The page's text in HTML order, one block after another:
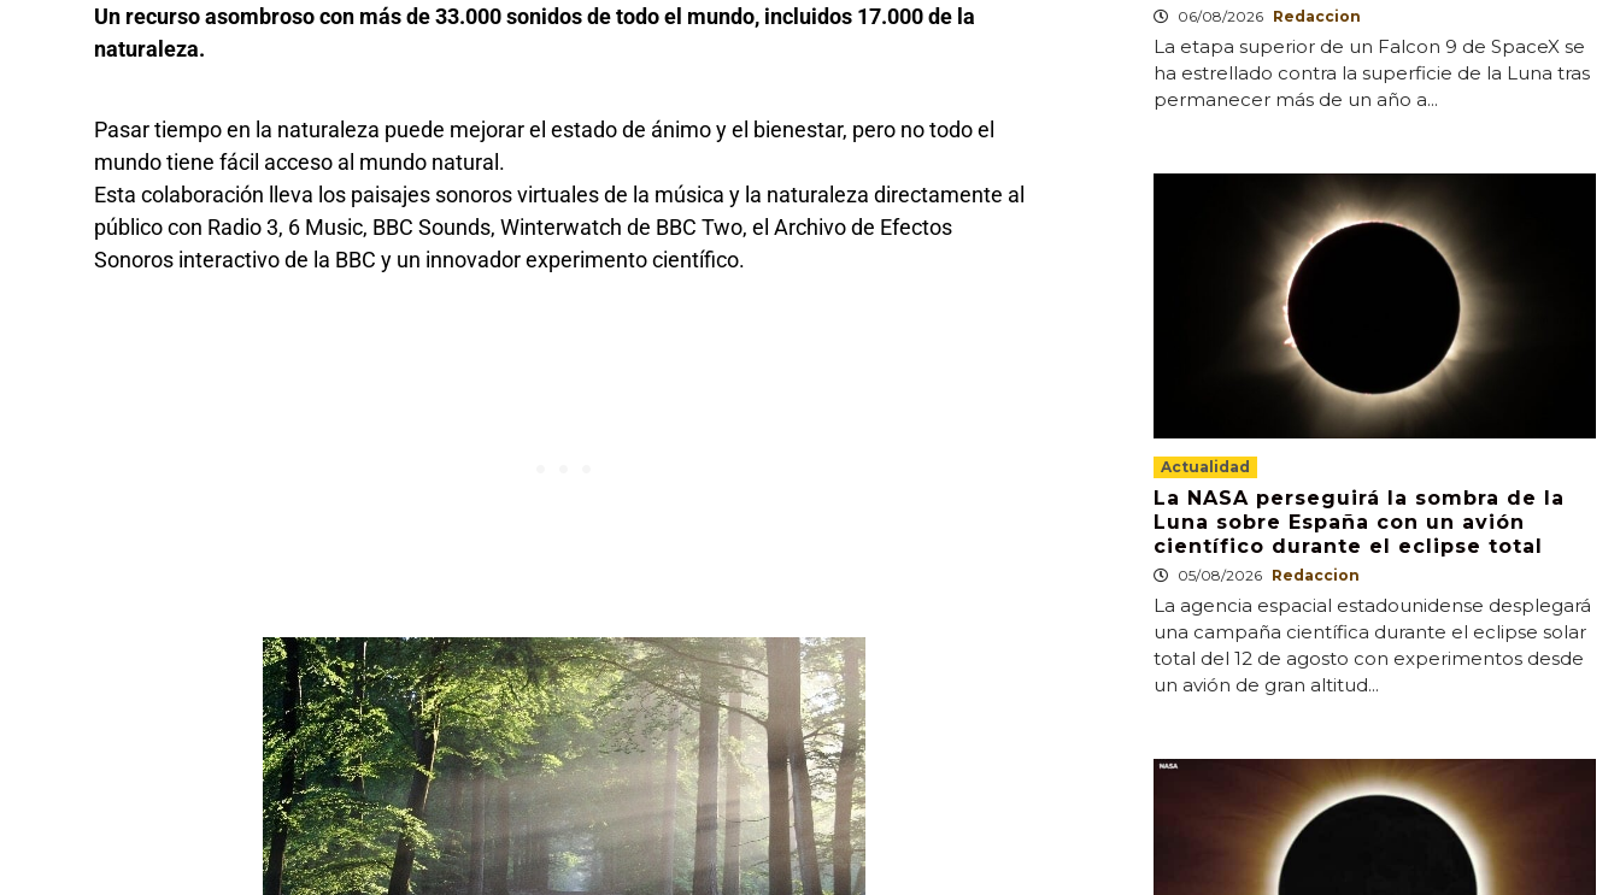
Un recurso asombroso con más de 33.000 sonidos de todo el mundo, incluidos 17.000 de la
naturaleza.
Pasar tiempo en la naturaleza puede mejorar el estado de ánimo y el bienestar, pero no todo el
mundo tiene fácil acceso al mundo natural.
Esta colaboración lleva los paisajes sonoros virtuales de la música y la naturaleza directamente al
público con Radio 3, 6 Music, BBC Sounds, Winterwatch de BBC Two, el Archivo de Efectos
Sonoros interactivo de la BBC y un innovador experimento científico.
06/08/2026 Redaccion
La etapa superior de un Falcon 9 de SpaceX se
ha estrellado contra la superficie de la Luna tras
permanecer más de un año a...
Actualidad
La NASA perseguirá la sombra de la
Luna sobre España con un avión
científico durante el eclipse total
05/08/2026 Redaccion
La agencia espacial estadounidense desplegará
una campaña científica durante el eclipse solar
total del 12 de agosto con experimentos desde
un avión de gran altitud...